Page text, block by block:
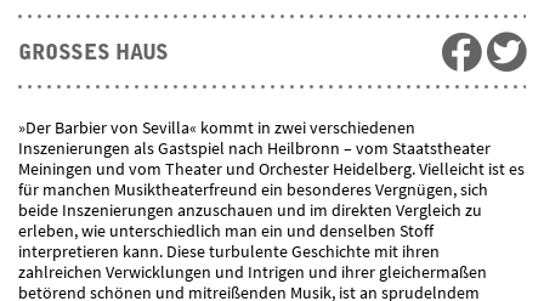
GROSSES HAUS
»Der Barbier von Sevilla« kommt in zwei verschiedenen
Inszenierungen als Gastspiel nach Heilbronn – vom Staatstheater
Meiningen und vom Theater und Orchester Heidelberg. Vielleicht ist es
für manchen Musiktheaterfreund ein besonderes Vergnügen, sich
beide Inszenierungen anzuschauen und im direkten Vergleich zu
erleben, wie unterschiedlich man ein und denselben Stoff
interpretieren kann. Diese turbulente Geschichte mit ihren
zahlreichen Verwicklungen und Intrigen und ihrer gleichermaßen
betörend schönen und mitreißenden Musik, ist an sprudelndem